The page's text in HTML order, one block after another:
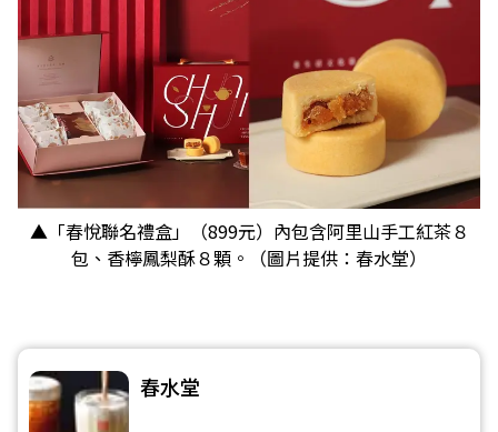
▲「春悅聯名禮盒」（899元）內包含阿里山手工紅茶８
包、香檸鳳梨酥８顆。（圖片提供：春水堂）
春水堂